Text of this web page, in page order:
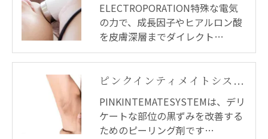
ELECTROPORATION特殊な電気
の力で、成長因子やヒアルロン酸
を皮膚深層までダイレクト…
ピンクインティメイトシステム
PINKINTEMATESYSTEMは、デリ
ケートな部位の黒ずみを改善する
ためのピーリング剤です…